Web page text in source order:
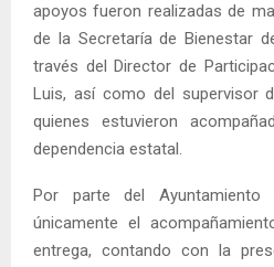
apoyos fueron realizadas de
de la Secretaría de Bienestar
través del Director de
Luis, así como del supervisor
quienes estuvieron
dependencia estatal.
Por parte del Ayuntamiento
únicamente el
entrega, contando con la